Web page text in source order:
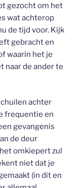
gezocht om het
wat achterop
de tijd voor. Kijk
gebracht en
waarin het je
naar de ander te
achter
frequentie en
gevangenis
de deur
omkiepert zul
niet dat je
(in dit en